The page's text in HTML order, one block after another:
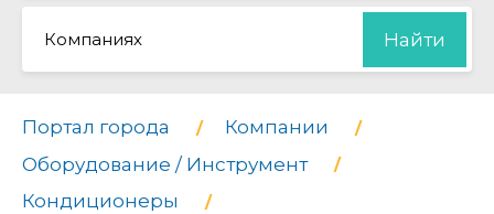
Компаниях Найти
Портал города
Компании
Оборудование / Инструмент
Кондиционеры